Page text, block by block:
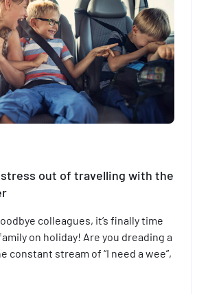
et services personnalisés et en
des informations avec les
permettre de visualiser du contenu
out of travelling with the
colleagues, it’s finally time
on holiday! Are you dreading a
constant stream of “I need a wee”,